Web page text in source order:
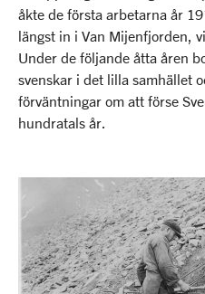
åkte de första arbetarna år
längst in i Van Mijenfjorden,
Under de följande åtta åren
svenskar i det lilla samhället
förväntningar om att förse
hundratals år.